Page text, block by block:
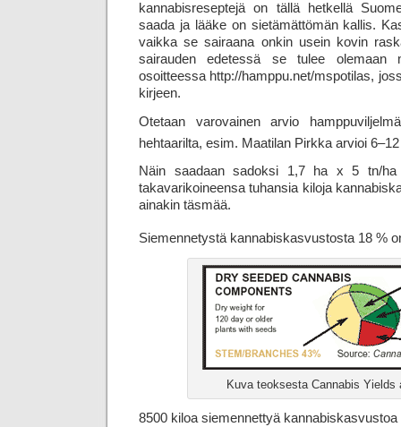
kannabis­reseptejä on tällä hetkellä
saada ja lääke on sietämättömän kallis.
vaikka se sairaana onkin usein kovin
sairauden edetessä se tulee olemaan
osoitteessa http://hamppu.net/mspotilas,
kirjeen.
Otetaan varovainen arvio
hehtaarilta, esim. Maatilan Pirkka arvioi
Näin saadaan sadoksi 1,7 ha x 5 tn/
takavarikoineensa tuhansia kiloja
ainakin täsmää.
Siemennetystä kannabiskasvustosta 18 %
Kuva teoksesta Cannabis Yields
8500 kiloa siemennettyä